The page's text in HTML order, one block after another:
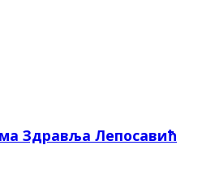
Здравља Лепосавић